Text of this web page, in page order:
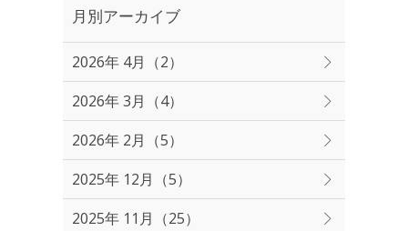
月別アーカイブ
2026年 4月（2）
2026年 3月（4）
2026年 2月（5）
2025年 12月（5）
2025年 11月（25）